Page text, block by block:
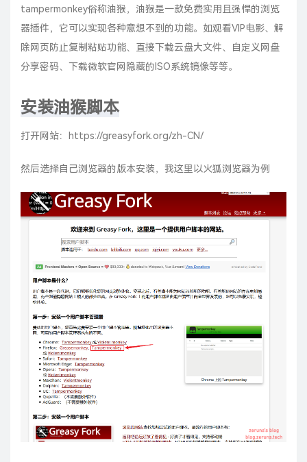
tampermonkey俗称油猴，油猴是一款免费实用且强悍的浏览
器插件，它可以实现各种意想不到的功能。如观看VIP电影、解
除网页防止复制粘贴功能、直接下载云盘大文件、自定义网盘
分享密码、下载微软官网隐藏的ISO系统镜像等等。
安装油猴脚本
打开网站： https://greasyfork.org/zh-CN/
然后选择自己浏览器的版本安装，我这里以火狐浏览器为例